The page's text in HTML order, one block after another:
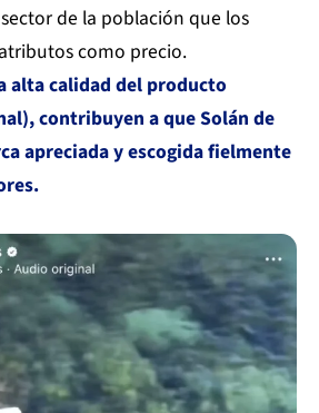
de la población que los
como precio.
alta calidad del producto
contribuyen a que Solán de
apreciada y escogida fielmente